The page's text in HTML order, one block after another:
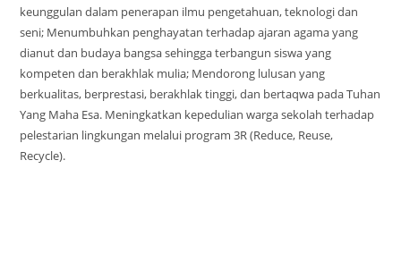
keunggulan dalam penerapan ilmu pengetahuan, teknologi dan
seni; Menumbuhkan penghayatan terhadap ajaran agama yang
dianut dan budaya bangsa sehingga terbangun siswa yang
kompeten dan berakhlak mulia; Mendorong lulusan yang
berkualitas, berprestasi, berakhlak tinggi, dan bertaqwa pada Tuhan
Yang Maha Esa. Meningkatkan kepedulian warga sekolah terhadap
pelestarian lingkungan melalui program 3R (Reduce, Reuse,
Recycle).